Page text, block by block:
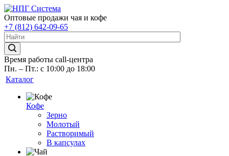
Оптовые продажи чая и кофе
+7 (812) 642-09-65
Время работы call-центра
Пн. – Пт.: с 10:00 до 18:00
Каталог
Кофе
Зерно
Молотый
Растворимый
В капсулах